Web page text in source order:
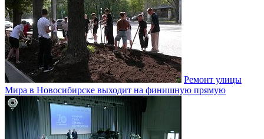
Ремонт улицы
Мира в Новосибирске выходит на финишную прямую